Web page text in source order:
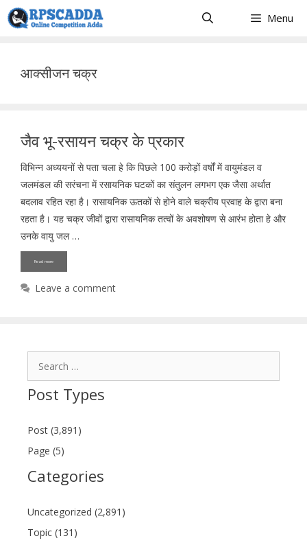
Skip
to
Menu
आक्सीजन चक्र
जैव भू-रसायन चक्र के प्रकार
विभिन्न अध्ययनों से पता चला हे कि पिछले 100 करोड़ों वर्षों में वायुमंडल व
जलमंडल की सरंचना में रसायनिक घटकों का संतुलन लगभग एक जैसा अर्थात
बदलाव रहित रहा है। रासायनिक ऊतकों से होने वाले चक्रीय प्रवाह के द्वारा बना
रहता है। यह चक्र जीवों द्वारा रासायनिक तत्वों के अवशोषण से आरंभ होता हे और
उनके वायु जल …
Read more
Leave a comment
Post Types
Post (3,891)
Page (5)
Categories
Uncategorized (2,891)
Topic (131)